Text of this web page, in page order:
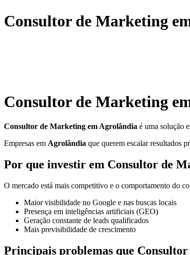
Consultor de Marketing
Consultor de Marketing
Consultor de Marketing em Agrolândia é uma solução
Empresas em Agrolândia que querem escalar resultados
Por que investir em Consultor de
O mercado está mais competitivo e o comportamento do
Maior visibilidade no Google e nas buscas locais
Presença em inteligências artificiais (GEO)
Geração constante de leads qualificados
Mais previsibilidade de crescimento
Principais problemas que